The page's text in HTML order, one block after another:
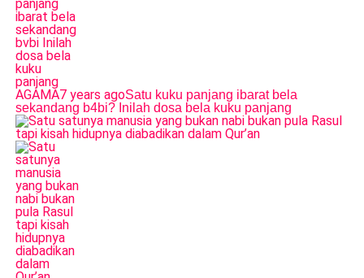
AGAMA7 years agoSatu kuku panjang ibarat bela
sekandang b4bi? Inilah dosa bela kuku panjang